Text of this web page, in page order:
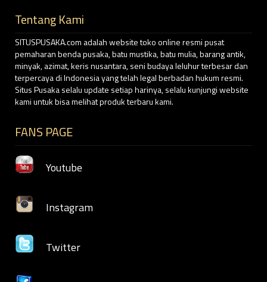
Tentang Kami
SITUSPUSAKA.com adalah website toko online resmi pusat
pemaharan benda pusaka, batu mustika, batu mulia, barang antik,
minyak, azimat, keris nusantara, seni budaya leluhur terbesar dan
terpercaya di Indonesia yang telah legal berbadan hukum resmi.
Situs Pusaka selalu update setiap harinya, selalu kunjungi website
kami untuk bisa melihat produk terbaru kami.
FANS PAGE
Youtube
Instagram
Twitter